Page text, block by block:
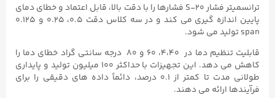
ترانسمیتر فشار S-۲۰ فشارها را با دقت بالا، قابل اعتماد و خطای دمای
پایین اندازه گیری می کند و در سه کلاس دقت ۰.۵، ۰.۲۵ و ۰.۱۲۵
span تولید می شود.
قابلیت تنظیم دما در ۴،۴۰، ۶۰ و ۸۰ درجه سانتی گراد خطای دما را
کاهش می دهد. این تجهیزات با حداکثر ۱۰۰ میلیون تولید و پایداری
طولانی مدت تا کمتر از ۰.۱ درصد، دائماً داده های دقیقی را برای
فرآیندها ارائه می دهند.